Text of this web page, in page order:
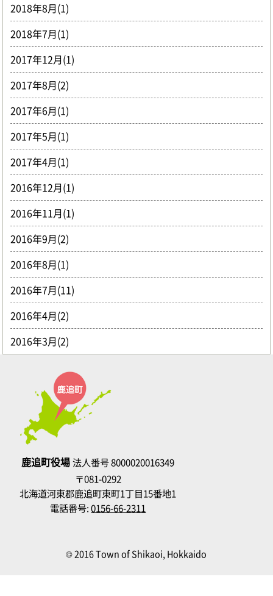
2018年8月(1)
2018年7月(1)
2017年12月(1)
2017年8月(2)
2017年6月(1)
2017年5月(1)
2017年4月(1)
2016年12月(1)
2016年11月(1)
2016年9月(2)
2016年8月(1)
2016年7月(11)
2016年4月(2)
2016年3月(2)
鹿追町役場法人番号 8000020016349
〒081-0292
北海道河東郡鹿追町東町1丁目15番地1
電話番号:0156-66-2311
© 2016 Town of Shikaoi, Hokkaido